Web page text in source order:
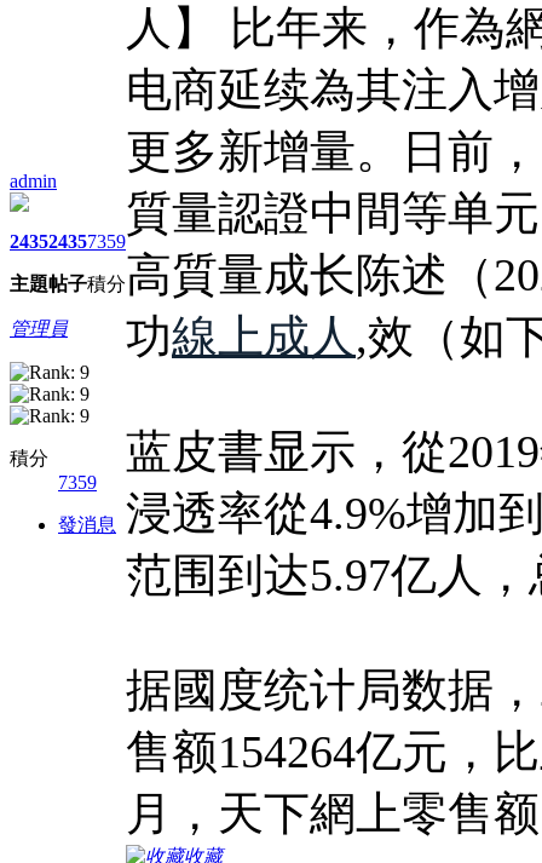
admin
2435
主題
2435
帖子
7359
積分
管理員
積分
7359
發消息
人】 比年来，作為
电商延续為其注入
更多新增量。日前
質量認證中間等单
高質量成长陈述（
功線上成人 ,效（如
蓝皮書显示，從
浸透率從4.9%增加
范围到达5.97亿人，
据國度统计局数据
售额154264亿元，
月，天下網上零售
收藏